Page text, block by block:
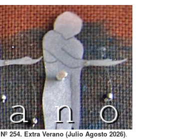
Nº 254. Extra Verano (Julio Agosto 2026).